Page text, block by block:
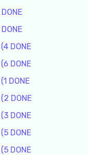
DONE
DONE
DONE
DONE
DONE
DONE
DONE